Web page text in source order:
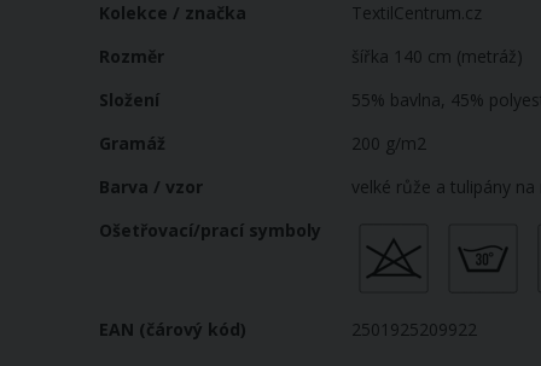
Kolekce / značka
TextilCentrum.cz
Rozměr
šířka 140 cm (metráž)
Složení
55% bavlna, 45%
Gramáž
200 g/m2
Barva / vzor
velké růže a tulipány na
Ošetřovací/prací symboly
EAN (čárový kód) 2501925209922